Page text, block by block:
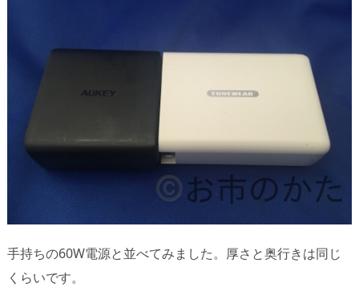
手持ちの60W電源と並べてみました。厚さと奥行きは同じ
くらいです。